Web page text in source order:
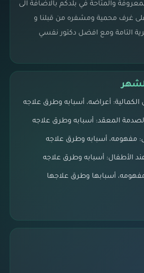
والمتاحة في بلدكم بالاضافة الى
غرف محمية ومشفره من قبلنا و
التامة ومع افضل دكتور نفسي
أعراضه، أسبابه وطرق علاجه
المعقد: أسبابه وطرق علاجه
مفهومه، أسبابه وطرق علاجه
الأطفال: أسبابه وطرق علاجه
مفهومه، أسبابها وطرق علاجها